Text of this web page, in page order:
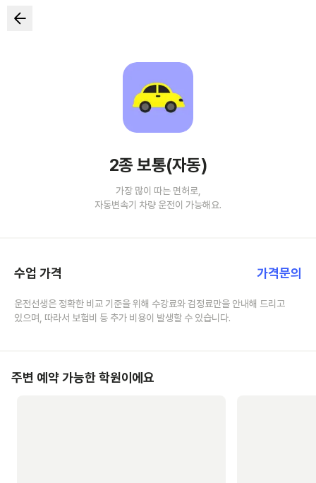
2종 보통(자동)
가장 많이 따는 면허로,
자동변속기 차량 운전이 가능해요.
수업 가격 가격문의
운전선생은 정확한 비교 기준을 위해 수강료와 검정료만을 안내해 드리고
있으며, 따라서 보험비 등 추가 비용이 발생할 수 있습니다.
주변 예약 가능한 학원이에요